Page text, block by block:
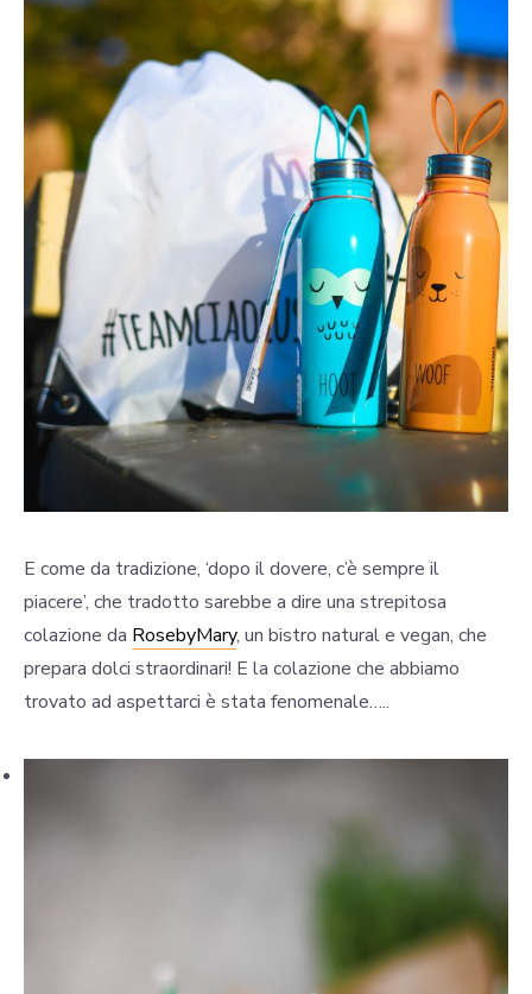
E come da tradizione, ‘dopo il dovere, c’è sempre il
piacere’, che tradotto sarebbe a dire una strepitosa
colazione da RosebyMary, un bistro natural e vegan, che
prepara dolci straordinari! E la colazione che abbiamo
trovato ad aspettarci è stata fenomenale…..